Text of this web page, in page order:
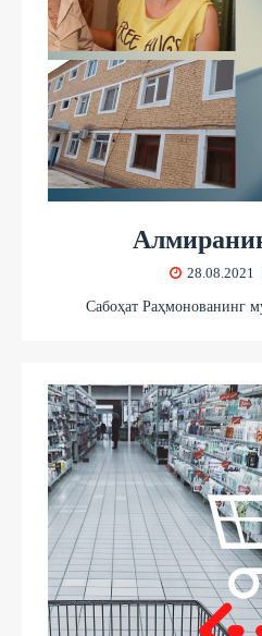
28.08.2021
Сабоҳат Раҳмонованинг